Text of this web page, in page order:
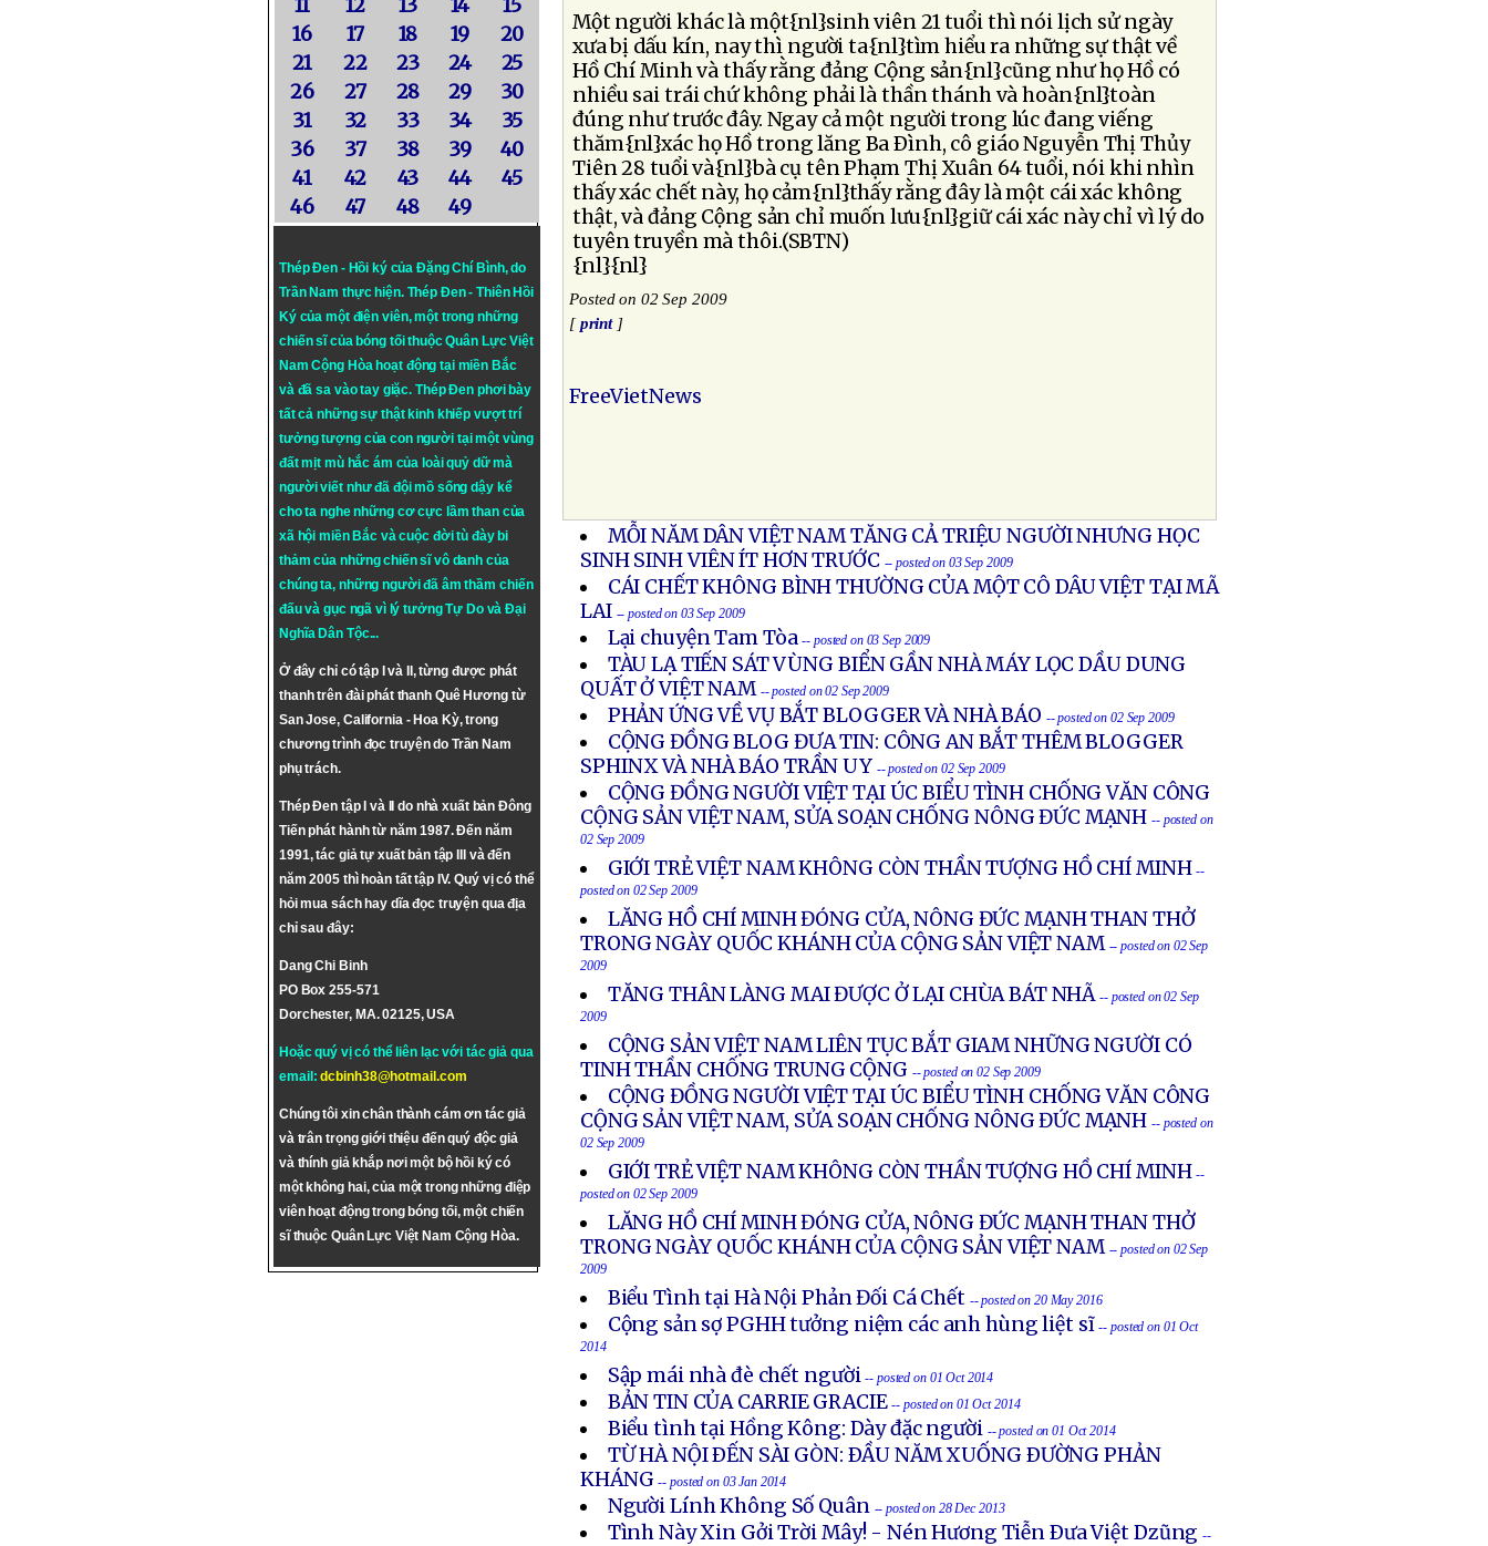
11
12 13 14
15
16
17 18 19
20
21
22 23 24
25
26
27 28 29
30
31
32 33 34
35
36
37 38 39
40
41
42 43 44
45
46
47 48 49
Thép Đen - Hồi ký của Đặng Chí Bình, do
Trần Nam thực hiện. Thép Đen- Thiên Hồi
Ký của một điện viên, một trong những
chiến sĩ của bóng tối thuộc Quân Lực Việt
Nam Cộng Hòa hoạt động tại miền Bắc
và đã sa vào tay giặc. Thép Đen phơi bày
tất cả những sự thật kinh khiếp vượt trí
tưởng tượng của con người tại một vùng
đất mịt mù hắc ám của loài quỷ dữ mà
người viết như đã đội mồ sống dậy kể
cho ta nghe những cơ cực lầm than của
xã hội miền Bắc và cuộc đời tù đày bi
thảm của những chiến sĩ vô danh của
chúng ta, những người đã âm thầm chiến
đấu và gục ngã vì lý tưởngTự DovàĐại
Nghĩa Dân Tộc...
Ở đây chỉ có tập I và II, từng được phát
thanh trên đài phát thanh Quê Hương từ
San Jose, California - Hoa Kỳ, trong
chương trình đọc truyện do Trần Nam
phụ trách.
Thép Đen tập I và II do nhà xuất bản Đông
Tiến phát hành từ năm 1987. Đến năm
1991, tác giả tự xuất bản tập III và đến
năm 2005 thì hoàn tất tập IV. Quý vị có thể
hỏi mua sách hay dĩa đọc truyện qua địa
chỉ sau đây:
Dang Chi Binh
PO Box 255-571
Dorchester, MA. 02125, USA
Hoặc quý vị có thể liên lạc với tác giả qua
email:dcbinh38@hotmail.com
Chúng tôi xin chân thành cám ơn tác giả
và trân trọng giới thiệu đến quý độc giả
và thính giả khắp nơi một bộ hồi ký có
một không hai, của một trong những điệp
viên hoạt động trong bóng tối, một chiến
sĩ thuộc Quân Lực Việt Nam Cộng Hòa.
Một người khác là một{nl}sinh viên 21 tuổi thì nói lịch sử ngày
xưa bị dấu kín, nay thì người ta{nl}tìm hiểu ra những sự thật về
Hồ Chí Minh và thấy rằng đảng Cộng sản{nl}cũng như họ Hồ có
nhiều sai trái chứ không phải là thần thánh và hoàn{nl}toàn
đúng như trước đây. Ngay cả một người trong lúc đang viếng
thăm{nl}xác họ Hồ trong lăng Ba Ðình, cô giáo Nguyễn Thị Thủy
Tiên 28 tuổi và{nl}bà cụ tên Phạm Thị Xuân 64 tuổi, nói khi nhìn
thấy xác chết này, họ cảm{nl}thấy rằng đây là một cái xác không
thật, và đảng Cộng sản chỉ muốn lưu{nl}giữ cái xác này chỉ vì lý do
tuyên truyền mà thôi.(SBTN)
{nl}{nl}
Posted on 02 Sep 2009
[print]
FreeVietNews
MỖI NĂM DÂN VIỆT NAM TĂNG CẢ TRIỆU NGƯỜI NHƯNG HỌC
SINH SINH VIÊN ÍT HƠN TRƯỚC -- posted on 03 Sep 2009
CÁI CHẾT KHÔNG BÌNH THƯỜNG CỦA MỘT CÔ DÂU VIỆT TẠI MÃ
LAI -- posted on 03 Sep 2009
Lại chuyện Tam Tòa -- posted on 03 Sep 2009
TÀU LẠ TIẾN SÁT VÙNG BIỂN GẦN NHÀ MÁY LỌC DẦU DUNG
QUẤT Ở VIỆT NAM -- posted on 02 Sep 2009
PHẢN ỨNG VỀ VỤ BẮT BLOGGER VÀ NHÀ BÁO -- posted on 02 Sep 2009
CỘNG ĐỒNG BLOG ĐƯA TIN: CÔNG AN BẮT THÊM BLOGGER
SPHINX VÀ NHÀ BÁO TRẦN UY -- posted on 02 Sep 2009
CỘNG ĐỒNG NGƯỜI VIỆT TẠI ÚC BIỂU TÌNH CHỐNG VĂN CÔNG
CỘNG SẢN VIỆT NAM, SỬA SOẠN CHỐNG NÔNG ĐỨC MẠNH -- posted on
02 Sep 2009
GIỚI TRẺ VIỆT NAM KHÔNG CÒN THẦN TƯỢNG HỒ CHÍ MINH --
posted on 02 Sep 2009
LĂNG HỒ CHÍ MINH ĐÓNG CỬA, NÔNG ĐỨC MẠNH THAN THỞ
TRONG NGÀY QUỐC KHÁNH CỦA CỘNG SẢN VIỆT NAM -- posted on 02 Sep
2009
TĂNG THÂN LÀNG MAI ĐƯỢC Ở LẠI CHÙA BÁT NHÃ -- posted on 02 Sep
2009
CỘNG SẢN VIỆT NAM LIÊN TỤC BẮT GIAM NHỮNG NGƯỜI CÓ
TINH THẦN CHỐNG TRUNG CỘNG -- posted on 02 Sep 2009
CỘNG ĐỒNG NGƯỜI VIỆT TẠI ÚC BIỂU TÌNH CHỐNG VĂN CÔNG
CỘNG SẢN VIỆT NAM, SỬA SOẠN CHỐNG NÔNG ĐỨC MẠNH -- posted on
02 Sep 2009
GIỚI TRẺ VIỆT NAM KHÔNG CÒN THẦN TƯỢNG HỒ CHÍ MINH --
posted on 02 Sep 2009
LĂNG HỒ CHÍ MINH ĐÓNG CỬA, NÔNG ĐỨC MẠNH THAN THỞ
TRONG NGÀY QUỐC KHÁNH CỦA CỘNG SẢN VIỆT NAM -- posted on 02 Sep
2009
Biểu Tình tại Hà Nội Phản Đối Cá Chết -- posted on 20 May 2016
Cộng sản sợ PGHH tưởng niệm các anh hùng liệt sĩ -- posted on 01 Oct
2014
Sập mái nhà đè chết người -- posted on 01 Oct 2014
BẢN TIN CỦA CARRIE GRACIE-- posted on 01 Oct 2014
Biểu tình tại Hồng Kông: Dày đặc người -- posted on 01 Oct 2014
TỪ HÀ NỘI ÐẾN SÀI GÒN: ÐẦU NĂM XUỐNG ÐƯỜNG PHẢN
KHÁNG-- posted on 03 Jan 2014
Người Lính Không Số Quân -- posted on 28 Dec 2013
Tình Này Xin Gởi Trời Mây! - Nén Hương Tiễn Ðưa Việt Dzũng --